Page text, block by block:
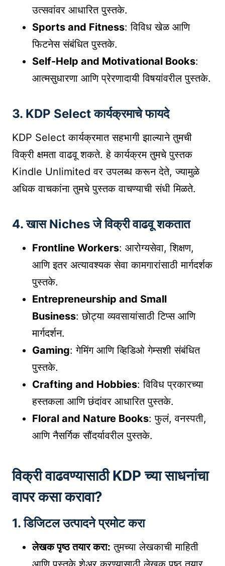
उत्सवांवर आधारित पुस्तके.
Sports and Fitness: विविध खेळ आणि
फिटनेस संबंधित पुस्तके.
Self-Help and Motivational Books:
आत्मसुधारणा आणि प्रेरणादायी विषयांवरील पुस्तके.
3. KDP Select कार्यक्रमाचे फायदे
KDP Select कार्यक्रमात सहभागी झाल्याने तुमची
विक्री क्षमता वाढवू शकते. हे कार्यक्रम तुमचे पुस्तक
Kindle Unlimited वर उपलब्ध करून देते, ज्यामुळे
अधिक वाचकांना तुमचे पुस्तक वाचण्याची संधी मिळते.
4.खास Niches जे विक्री वाढवू शकतात
Frontline Workers: आरोग्यसेवा, शिक्षण,
आणि इतर अत्यावश्यक सेवा कामगारांसाठी मार्गदर्शक
पुस्तके.
Entrepreneurship and Small
Business: छोट्या व्यवसायांसाठी टिप्स आणि
मार्गदर्शन.
Gaming: गेमिंग आणि व्हिडिओ गेम्सशी संबंधित
पुस्तके.
Crafting and Hobbies: विविध प्रकारच्या
हस्तकला आणि छंदांवर आधारित पुस्तके.
Floral and Nature Books: फुलं, वनस्पती,
आणि नैसर्गिक सौंदर्यावरील पुस्तके.
विक्री वाढवण्यासाठी KDP च्या साधनांचा
वापर कसा करावा?
1.डिजिटल उत्पादने प्रमोट करा
लेखक पृष्ठ तयार करा: तुमच्या लेखकाची माहिती